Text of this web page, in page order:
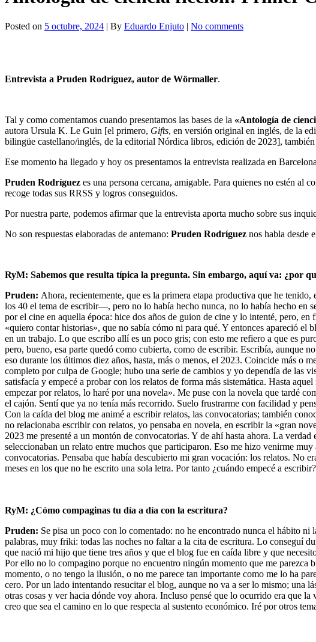
Posted on 5 octubre, 2024 | By Eduardo Enjuto | No comments
Entrevista a Pruden Rodríguez, autor de Wörmaller.
Tal y como comentamos cuando presentamos las bases de la «Antología de
autora Ursula K. Le Guin [el primero, Gifts, en versión original en inglés, de la
bilingüe castellano/inglés, de la editorial Nórdica libros, edición de 2023],
Ese momento ha llegado y hoy os presentamos la entrevista realizada en
Pruden Rodríguez es una persona cercana, amigable. Para quienes no estén al
recoge todas sus RRSS y logros conseguidos.
Por nuestra parte, podemos afirmar que la entrevista aporta mucho sobre sus
No son respuestas elaboradas de antemano: Pruden Rodríguez nos habla desde
RyM: Sabemos que resulta típica la pregunta. Sin embargo, aquí va: ¿por
Pruden: Ahora, recientemente, que es la primera etapa productiva que he
los 40 el tema de escribir—, pero no lo había hecho nunca, no lo había hecho en
por el cine en aquella época: hice dos años de guion de cine y lo intenté, pero,
«quiero contar historias», que no sabía cómo ni para qué. Y entonces apareció
en un trabajo. Lo que escribo allí es un poco gris; con esto me refiero a que es
pero, bueno, esa parte quedó como cubierta, como de escribir. Escribía, aunque
eso durante los últimos diez años, hasta, más o menos, el 2023. Coincide más o
completo por culpa de Google; hubo una serie de cambios y yo dependía de las
satisfacía y empecé a probar con los relatos de forma más sistemática. Hasta
empezar por relatos, lo haré por una novela». Me puse con la novela que tardé
el cajón. Sentí que ya no tenía más recorrido. Suelo frustrarme con facilidad y
Con la caída del blog me animé a escribir relatos, las convocatorias; también
no relacionaba escribir con relatos, yo pensaba en novela, en escribir la «gran
2023 me presenté a un montón de convocatorias. Y de ahí hasta ahora. La
seleccionaban un relato entre muchos que participaron. Eso me hizo venirme
convocatorias. Pensaba que había descubierto mi gran vocación: los relatos. No
meses en los que no he escrito una sola letra. Por tanto ¿cuándo empecé a
RyM: ¿Cómo compaginas tu día a día con la escritura?
Pruden: Se pisa un poco con lo comentado: no he encontrado nunca el hábito
palabras, muy friki: todas las noches no faltar a la cita de escritura. Lo conseguí
que nació mi hijo que tiene tres años y que el blog fue en caída libre y que
Por ello no lo compagino porque no encuentro ningún momento que me parezca
momento, o no tengo la ilusión, o no me parece tan importante como me lo ha
cero. Por un lado intentando resucitar el blog, aunque no va a ser lo mismo; una
otras cosas y ver hacia dónde voy ahora. Incluso pensé que lo ocurrido era que
creo que sea el camino en lo que respecta al sustento económico. Iré por otros